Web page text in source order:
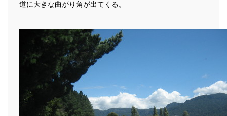
道に大きな曲がり角が出てくる。